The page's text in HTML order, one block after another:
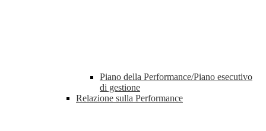
Piano della Performance/Piano esecutivo
di gestione
Relazione sulla Performance